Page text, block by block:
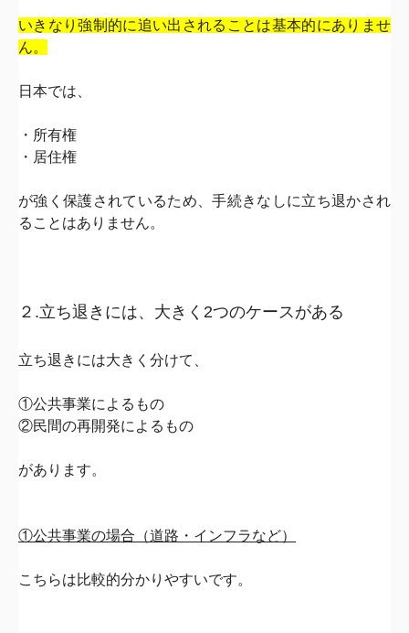
いきなり強制的に追い出されることは基本的にありませ
ん。
日本では、
・所有権
・居住権
が強く保護されているため、手続きなしに立ち退かされ
ることはありません。
２.立ち退きには、大きく2つのケースがある
立ち退きには大きく分けて、
①公共事業によるもの
②民間の再開発によるもの
があります。
①公共事業の場合（道路・インフラなど）
こちらは比較的分かりやすいです。